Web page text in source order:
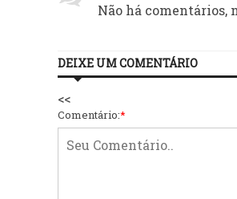
Não há comentários,
DEIXE UM COMENTÁRIO
<<
Comentário:*